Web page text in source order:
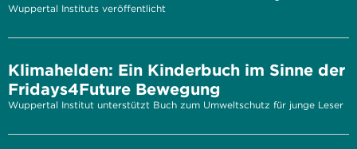
Wuppertal Instituts veröffentlicht
Klimahelden: Ein Kinderbuch im Sinne der
Fridays4Future Bewegung
Wuppertal Institut unterstützt Buch zum Umweltschutz für junge Leser